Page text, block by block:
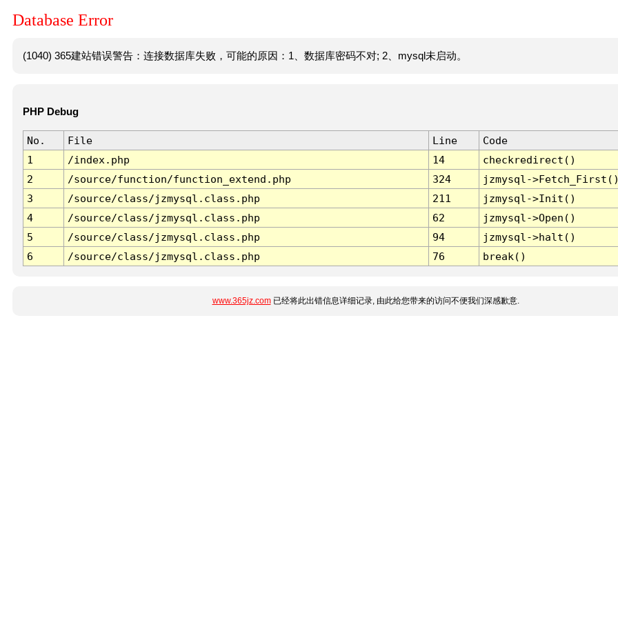
Database Error
(1040) 365建站错误警告：连接数据库失败，可能的原因：1、数据库密码不对; 2、mysql未启动。
PHP Debug
No. File Line
Code
1
/index.php 14
checkredirect()
2
/source/function/function_extend.php 324
jzmysql-
3
/source/class/jzmysql.class.php 211
jzmysql->Init()
4
/source/class/jzmysql.class.php 62
jzmysql->Open()
5
/source/class/jzmysql.class.php 94
jzmysql->halt()
6
/source/class/jzmysql.class.php 76 break()
www.365jz.com已经将此出错信息详细记录, 由此给您带来的访问不便我们深感歉意.